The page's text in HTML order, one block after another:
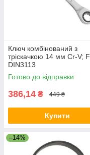
Ключ комбінований з
тріскачкою 14 мм Cr-V; F
DIN3113
Готово до відправки
386,14 ₴ 449 ₴
Купити
–14%